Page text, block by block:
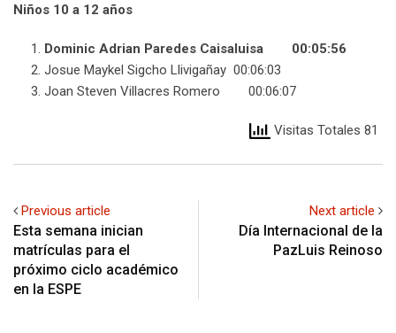
Niños 10 a 12 años
Dominic Adrian Paredes Caisaluisa 00:05:56
Josue Maykel Sigcho Llivigañay 00:06:03
Joan Steven Villacres Romero 00:06:07
Visitas Totales 81
Previous article
Esta semana inician
matrículas para el
próximo ciclo académico
en la ESPE
Next article
Día Internacional de la
PazLuis Reinoso